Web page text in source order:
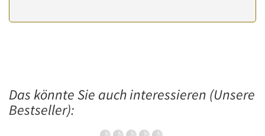
Das könnte Sie auch interessieren (Unsere
Bestseller):